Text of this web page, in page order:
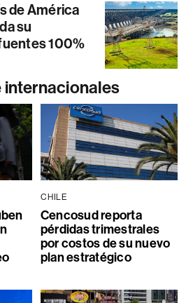
de América
su
100%
internacionales
CHILE
Cencosud reporta
pérdidas trimestrales
por costos de su nuevo
plan estratégico